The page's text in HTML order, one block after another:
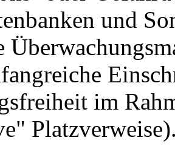
und
im